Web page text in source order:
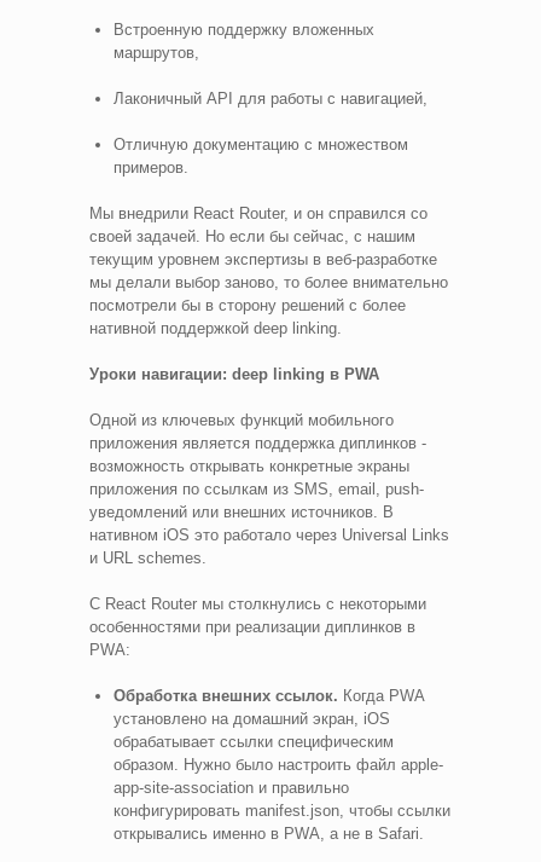
Встроенную поддержку вложенных
маршрутов,
Лаконичный API для работы с навигацией,
Отличную документацию с множеством
примеров.
Мы внедрили React Router, и он справился со
своей задачей. Но если бы сейчас, с нашим
текущим уровнем экспертизы в веб-разработке
мы делали выбор заново, то более внимательно
посмотрели бы в сторону решений с более
нативной поддержкой deep linking.
Уроки навигации: deep linking в PWA
Одной из ключевых функций мобильного
приложения является поддержка диплинков -
возможность открывать конкретные экраны
приложения по ссылкам из SMS, email, push-
уведомлений или внешних источников. В
нативном iOS это работало через Universal Links
и URL schemes.
С React Router мы столкнулись с некоторыми
особенностями при реализации диплинков в
PWA:
Обработка внешних ссылок. Когда PWA
установлено на домашний экран, iOS
обрабатывает ссылки специфическим
образом. Нужно было настроить файл apple-
app-site-association и правильно
конфигурировать manifest.json, чтобы ссылки
открывались именно в PWA, а не в Safari.